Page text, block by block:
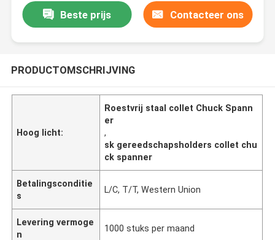
Beste prijs Contacteer ons
PRODUCTOMSCHRIJVING
Hoog licht:
Roestvrij staal collet Chuck Spann
er
,
sk gereedschapsholders collet chu
ck spanner
Betalingsconditie
s
L/C, T/T, Western Union
Levering vermoge
n
1000 stuks per maand